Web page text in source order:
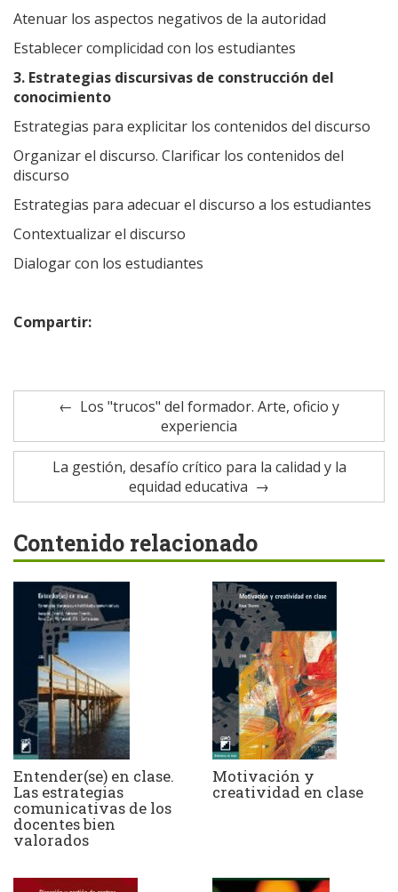
Atenuar los aspectos negativos de la autoridad
Establecer complicidad con los estudiantes
3. Estrategias discursivas de construcción del
conocimiento
Estrategias para explicitar los contenidos del discurso
Organizar el discurso. Clarificar los contenidos del
discurso
Estrategias para adecuar el discurso a los estudiantes
Contextualizar el discurso
Dialogar con los estudiantes
Compartir:
Los "trucos" del formador. Arte, oficio y
experiencia
La gestión, desafío crítico para la calidad y la
equidad educativa
Contenido relacionado
Entender(se) en clase.
Las estrategias
comunicativas de los
docentes bien
valorados
Motivación y
creatividad en clase